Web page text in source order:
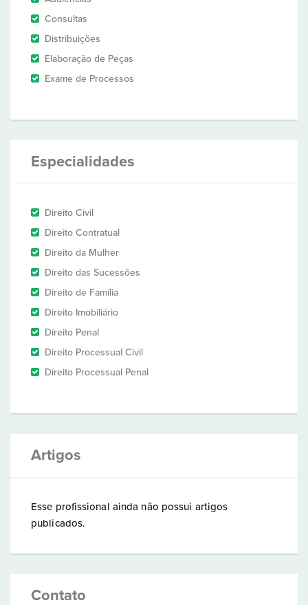
Consultas
Distribuições
Elaboração de Peças
Exame de Processos
Especialidades
Direito Civil
Direito Contratual
Direito da Mulher
Direito das Sucessões
Direito de Família
Direito Imobiliário
Direito Penal
Direito Processual Civil
Direito Processual Penal
Artigos
Esse profissional ainda não possui artigos
publicados.
Contato